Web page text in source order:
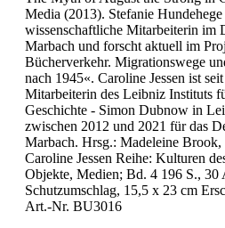
Media (2013). Stefanie
wissenschaftliche Mitarbeiterin im
Marbach und forscht aktuell im
Bücherverkehr. Migrationswege
nach 1945«. Caroline Jessen ist
Mitarbeiterin des Leibniz Instituts
Geschichte - Simon Dubnow in
zwischen 2012 und 2021 für das
Marbach. Hrsg.: Madeleine Brook,
Caroline Jessen Reihe: Kulturen
Objekte, Medien; Bd. 4 196 S., 30
Schutzumschlag, 15,5 x 23 cm
Art.-Nr. BU3016